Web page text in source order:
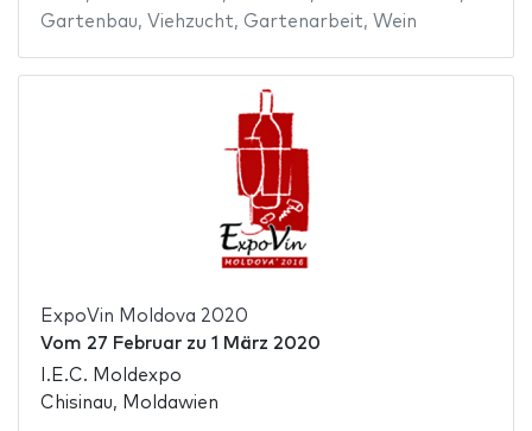
Gartenbau, Viehzucht, Gartenarbeit, Wein
ExpoVin Moldova 2020
Vom 27 Februarzu 1 März 2020
I.E.C. Moldexpo
Chisinau, Moldawien